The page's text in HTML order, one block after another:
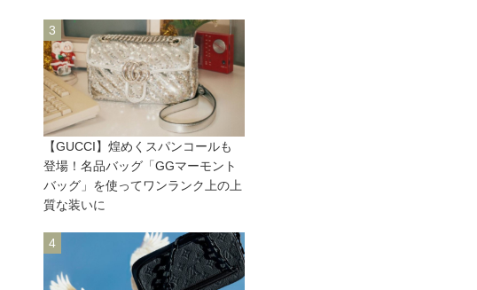
【GUCCI】煌めくスパンコールも
登場！名品バッグ「GGマーモント
バッグ」を使ってワンランク上の上
質な装いに